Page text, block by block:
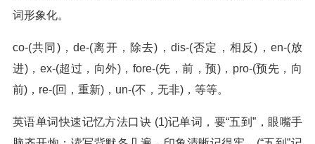
词形象化。
co-(共同)，de-(离开，除去)，dis-(否定，相反)，en-(放
进)，ex-(超过，向外)，fore-(先，前，预)，pro-(预先，向
前)，re-(回，重新)，un-(不，无非)，等等。
英语单词快速记忆方法口诀 (1)记单词，要“五到”，眼嘴手